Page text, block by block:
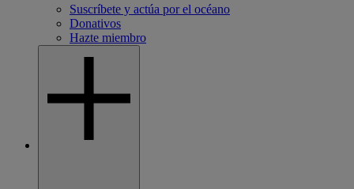
Suscríbete y actúa por el océano
Donativos
Hazte miembro